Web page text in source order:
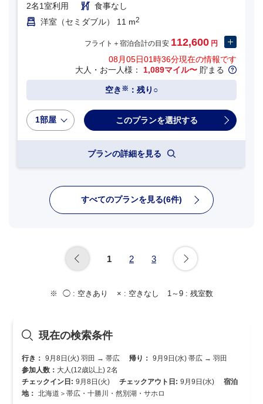
2名1室利用
食事なし
洋室（セミダブル） 11 m2
フライト＋宿泊合計の目安 112,600 円
08月05日01時36分現在の情報です
大人・お一人様： 1,089マイル〜 貯まる
空き ※ ：残り○
1部屋
プランの詳細を見る
すべてのプランを見る(6件)
1 2 3
◯ : 空きあり × : 空きなし 1～9 : 残室数
現在の検索条件
行き： 9月8日(火) 羽田 → 帯広 帰り： 9月9日(水) 帯広 → 羽田
参加人数： 大人(12歳以上) 2名
チェックイン日: 9月8日(火) チェックアウト日: 9月9日(水)
宿泊
地： 北海道＞帯広・十勝川・然別湖・サホロ